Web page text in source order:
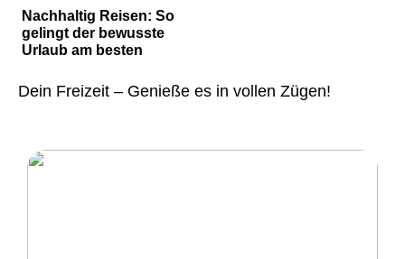
Nachhaltig Reisen: So
gelingt der bewusste
Urlaub am besten
Dein Freizeit – Genieße es in vollen Zügen!